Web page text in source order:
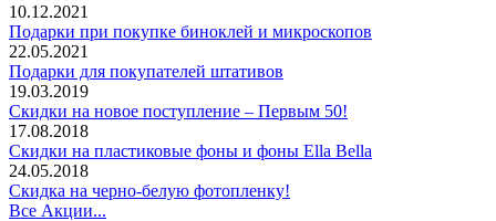
10.12.2021
Подарки при покупке биноклей и микроскопов
22.05.2021
Подарки для покупателей штативов
19.03.2019
Скидки на новое поступление – Первым 50!
17.08.2018
Скидки на пластиковые фоны и фоны Ella Bella
24.05.2018
Скидка на черно-белую фотопленку!
Все Акции...